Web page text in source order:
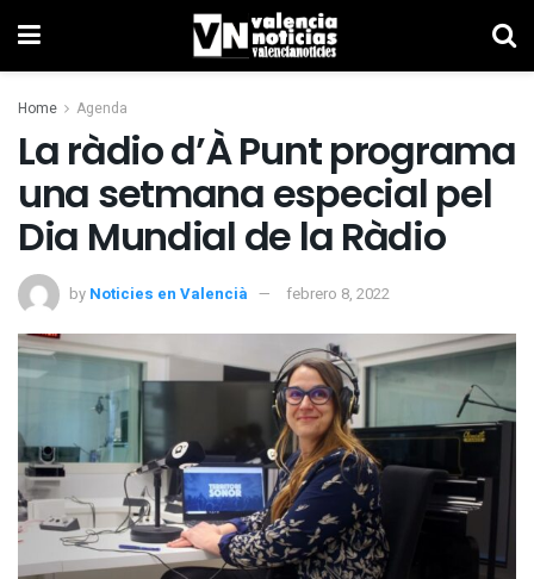
Home Agenda
La ràdio d’À Punt programa
una setmana especial pel
Dia Mundial de la Ràdio
by Noticies en Valencià febrero 8, 2022